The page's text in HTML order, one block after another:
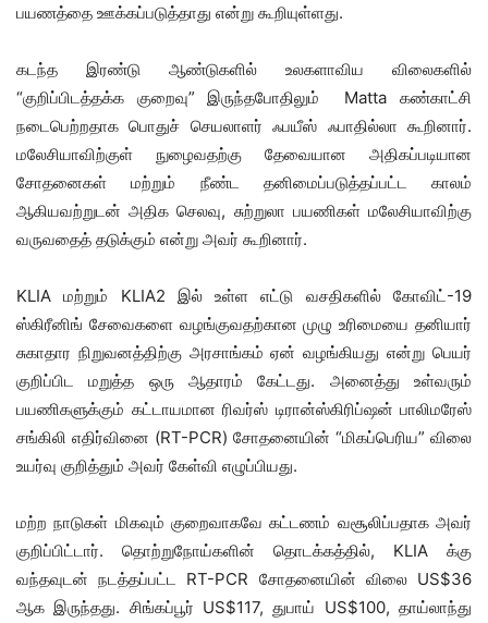
பயணத்தை ஊக்கப்படுத்தாது என்று கூறியுள்ளது.
கடந்த இரண்டு ஆண்டுகளில் உலகளாவிய விலைகளில்
“குறிப்பிடத்தக்க குறைவு” இருந்தபோதிலும் Matta கண்காட்சி
நடைபெற்றதாக பொதுச் செயலாளர் ஃபயீஸ் ஃபாதில்லா கூறினார்.
மலேசியாவிற்குள் நுழைவதற்கு தேவையான அதிகப்படியான
சோதனைகள் மற்றும் நீண்ட தனிமைப்படுத்தப்பட்ட காலம்
ஆகியவற்றுடன் அதிக செலவு, சுற்றுலா பயணிகள் மலேசியாவிற்கு
வருவதைத் தடுக்கும் என்று அவர் கூறினார்.
KLIA மற்றும் KLIA2 இல் உள்ள எட்டு வசதிகளில் கோவிட்-19
ஸ்கிரீனிங் சேவைகளை வழங்குவதற்கான முழு உரிமையை தனியார்
சுகாதார நிறுவனத்திற்கு அரசாங்கம் ஏன் வழங்கியது என்று பெயர்
குறிப்பிட மறுத்த ஒரு ஆதாரம் கேட்டது. அனைத்து உள்வரும்
பயணிகளுக்கும் கட்டாயமான ரிவர்ஸ் டிரான்ஸ்கிரிப்ஷன் பாலிமரேஸ்
சங்கிலி எதிர்வினை (RT-PCR) சோதனையின் “மிகப்பெரிய” விலை
உயர்வு குறித்தும் அவர் கேள்வி எழுப்பியது.
மற்ற நாடுகள் மிகவும் குறைவாகவே கட்டணம் வசூலிப்பதாக அவர்
குறிப்பிட்டார். தொற்றுநோய்களின் தொடக்கத்தில், KLIA க்கு
வந்தவுடன் நடத்தப்பட்ட RT-PCR சோதனையின் விலை US$36
ஆக இருந்தது. சிங்கப்பூர் US$117, துபாய் US$100, தாய்லாந்து